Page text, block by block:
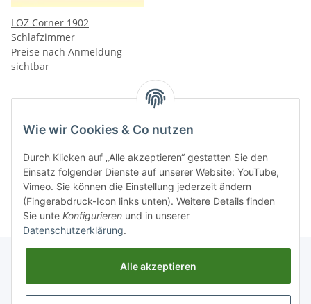
LOZ Corner 1902
Schlafzimmer
Preise nach Anmeldung
sichtbar
Artikel 1 - 11 von 11
Kategorien
Informationen
Wie wir Cookies & Co nutzen
Durch Klicken auf „Alle akzeptieren“ gestatten Sie den
Einsatz folgender Dienste auf unserer Website: YouTube,
Vimeo. Sie können die Einstellung jederzeit ändern
(Fingerabdruck-Icon links unten). Weitere Details finden
Sie unte Konfigurieren und in unserer
Datenschutzerklärung.
Alle akzeptieren